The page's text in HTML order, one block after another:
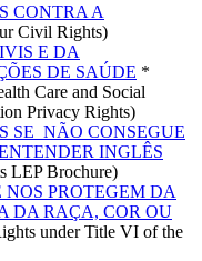
CONTRA A
Civil Rights)
E DA
DE SAÚDE *
Care and Social
Privacy Rights)
SE NÃO CONSEGUE
INGLÊS
LEP Brochure)
PROTEGEM DA
DA RAÇA, COR OU
under Title VI of the